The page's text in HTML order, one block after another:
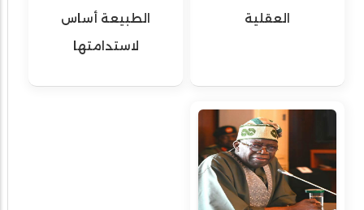
العقلية
الطبيعة أساس
لاستدامتها